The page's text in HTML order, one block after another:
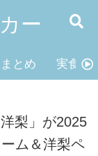
ー
とめ 実食レ
梨」が2025
ム＆洋梨ペ